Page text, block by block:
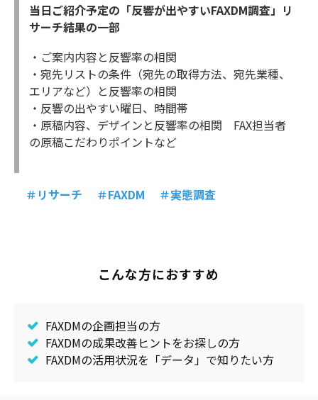
当日ご紹介予定の「反響が出やすいFAXDM調査」リ
サーチ結果の一部
・ご案内内容と反響率の相関
・宛先リストの条件（宛先の取得方法、宛先業種、
エリアなど）と反響率の相関
・反響の出やすい曜日、時間帯
・原稿内容、デザインと反響率の相関 FAX担当者
の原稿こだわりポイントなど
＃リサーチ ＃FAXDM ＃実態調査
こんな方におすすめ
FAXDMの企画担当の方
FAXDMの成果改善ヒントをお探しの方
FAXDMの活用状況を「データ」で知りたい方